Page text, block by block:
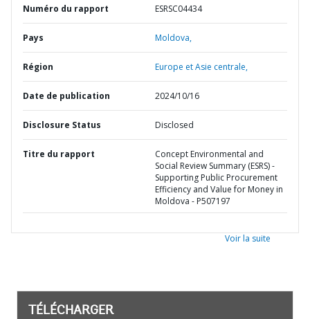
Numéro du rapport ESRSC04434
Pays Moldova,
Région Europe et Asie centrale,
Date de publication 2024/10/16
Disclosure Status Disclosed
Titre du rapport
Concept Environmental and
Social Review Summary (ESRS) -
Supporting Public Procurement
Efficiency and Value for Money in
Moldova - P507197
Voir la suite
TÉLÉCHARGER